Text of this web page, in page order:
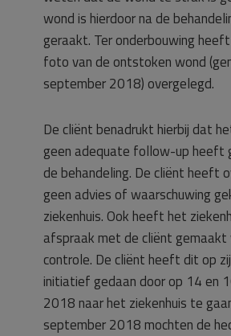
wond is hierdoor na de
geraakt. Ter onderbouwing
foto van de ontstoken wond
september 2018) overgelegd.
De cliënt benadrukt hierbij dat
geen adequate follow-up heeft
de behandeling. De cliënt heeft
geen advies of waarschuwing
ziekenhuis. Ook heeft het
afspraak met de cliënt gemaakt
controle. De cliënt heeft dit op
initiatief gedaan door op 14 en
2018 naar het ziekenhuis te
september 2018 mochten de